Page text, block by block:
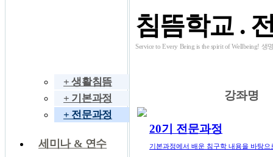
+ 생활침뜸
+ 기본과정
+ 전문과정
세미나 & 연수
침뜸학교 .
Service to Every Being is the spirit of Wellbeing!
강좌명
20기 전문과정
기본과정에서 배운 침구학 내용을 바탕